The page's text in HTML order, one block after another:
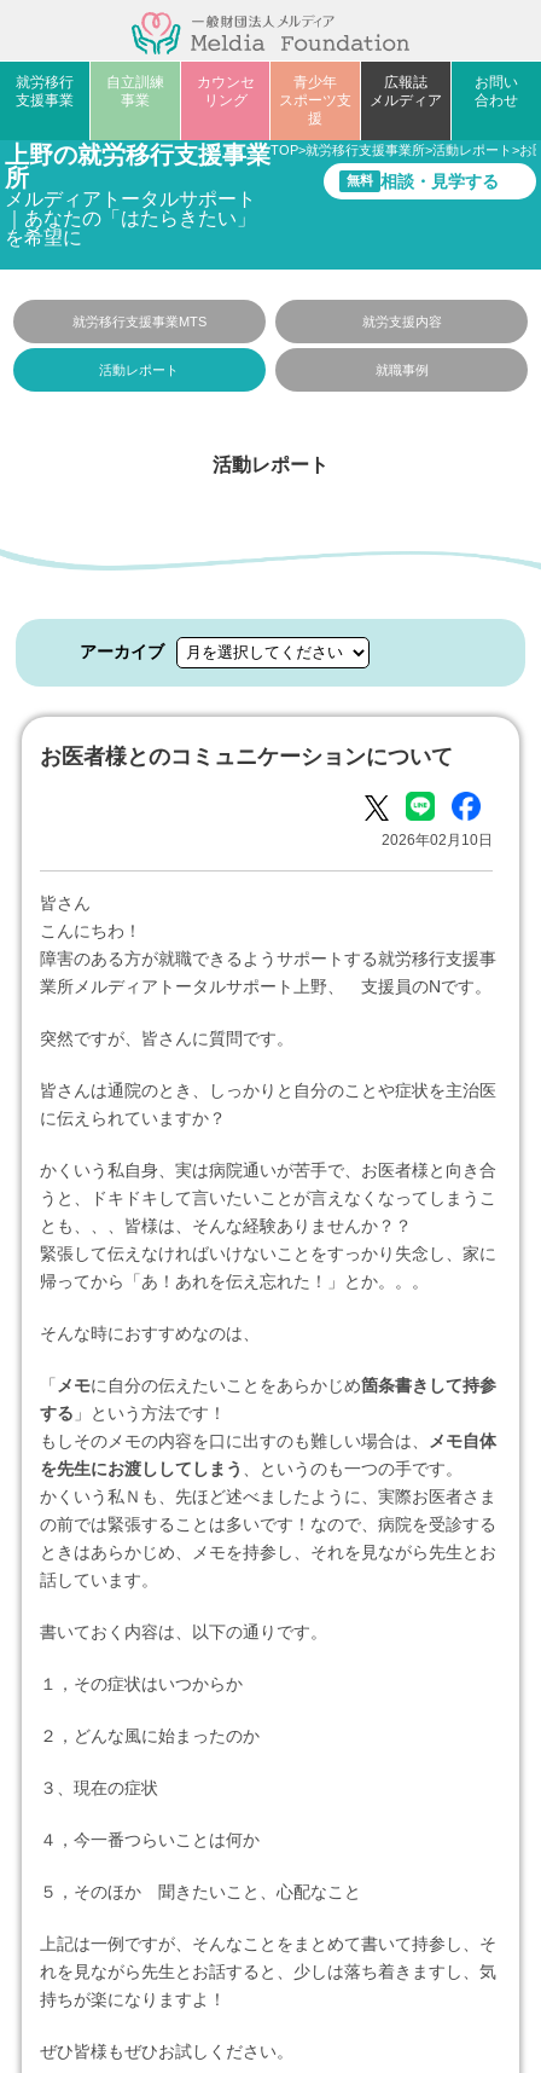
就労移行
支援事業
自立訓練
事業
カウンセ
リング
青少年
スポーツ支
援
広報誌
メルディア
お問い
合わせ
上野の就労移行支援事業
所
メルディアトータルサポート
｜あなたの「はたらきたい」
を希望に
TOP>就労移行支援事業所>活動レポート>お
無料 相談・見学する
就労移行支援事業MTS 就労支援内容
活動レポート 就職事例
活動レポート
アーカイブ
お医者様とのコミュニケーションについて
2026年02月10日
皆さん
こんにちわ！
障害のある方が就職できるようサポートする就労移行支援事
業所メルディアトータルサポート上野、 支援員のNです。
突然ですが、皆さんに質問です。
皆さんは通院のとき、しっかりと自分のことや症状を主治医
に伝えられていますか？
かくいう私自身、実は病院通いが苦手で、お医者様と向き合
うと、ドキドキして言いたいことが言えなくなってしまうこ
とも、、、皆様は、そんな経験ありませんか？？
緊張して伝えなければいけないことをすっかり失念し、家に
帰ってから「あ！あれを伝え忘れた！」とか。。。
そんな時におすすめなのは、
「 メモに自分の伝えたいことをあらかじめ箇条書きして持参
する 」という方法です！
もしそのメモの内容を口に出すのも難しい場合は、
メモ自体
を先生にお渡ししてしまう
、というのも一つの手です。
かくいう私Ｎも、先ほど述べましたように、実際お医者さま
の前では緊張することは多いです！なので、病院を受診する
ときはあらかじめ、メモを持参し、それを見ながら先生とお
話しています。
書いておく内容は、以下の通りです。
１，その症状はいつからか
２，どんな風に始まったのか
３、現在の症状
４，今一番つらいことは何か
５，そのほか 聞きたいこと、心配なこと
上記は一例ですが、そんなことをまとめて書いて持参し、そ
れを見ながら先生とお話すると、少しは落ち着きますし、気
持ちが楽になりますよ！
ぜひ皆様もぜひお試しください。